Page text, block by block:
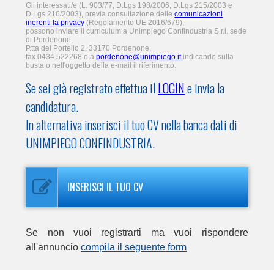
Gli interessati/e (L. 903/77, D.Lgs 198/2006, D.Lgs 215/2003 e
D.Lgs 216/2003), previa consultazione dellecomunicazioni
inerenti la privacy (Regolamento UE 2016/679),
possono inviare il curriculum a Unimpiego Confindustria S.r.l. sede
di Pordenone,
P.tta del Portello 2, 33170 Pordenone,
fax 0434.522268 o apordenone@unimpiego.itindicando sulla
busta o nell'oggetto della e-mail il riferimento.
Se sei già registrato effettua ilLOGINe invia la
candidatura.
In alternativa inserisci il tuo CV nella banca dati di
UNIMPIEGO CONFINDUSTRIA.
INSERISCI IL TUO CV
Se non vuoi registrarti ma vuoi rispondere
all'annunciocompila il seguente form